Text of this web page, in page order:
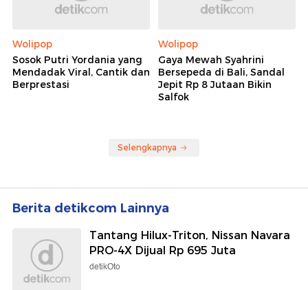
Wolipop
Sosok Putri Yordania yang
Mendadak Viral, Cantik dan
Berprestasi
Wolipop
Gaya Mewah Syahrini
Bersepeda di Bali, Sandal
Jepit Rp 8 Jutaan Bikin
Salfok
Selengkapnya
Berita detikcom Lainnya
Tantang Hilux-Triton, Nissan Navara
PRO-4X Dijual Rp 695 Juta
detikOto